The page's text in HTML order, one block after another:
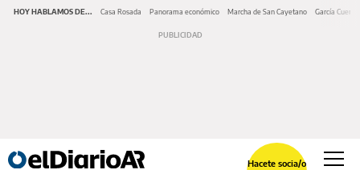
HOY HABLAMOS DE... Casa Rosada Panorama económico Marcha de San Cayetano García Cuerva
Hacete socia/o